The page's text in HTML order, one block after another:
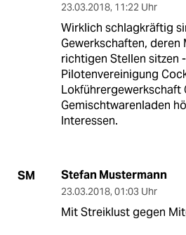
23.03.2018, 11:22 Uhr
Wirklich schlagkräftig
Gewerkschaften, deren
richtigen Stellen sitzen
Pilotenvereinigung
Lokführergewerkschaft
Gemischtwarenladen
Interessen.
SM Stefan Mustermann
23.03.2018, 01:03 Uhr
Mit Streiklust gegen